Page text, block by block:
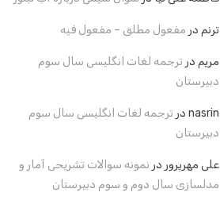
ترنم در مفعول مطلق – مفعول فیه
مریم در ترجمه لغات انگلیسی سال سوم
دبیرستان
nasrin در ترجمه لغات انگلیسی سال سوم
دبیرستان
علی مهرپرور در نمونه سوالات تشریحی آمار و
مدلسازی سال دوم و سوم دبیرستان